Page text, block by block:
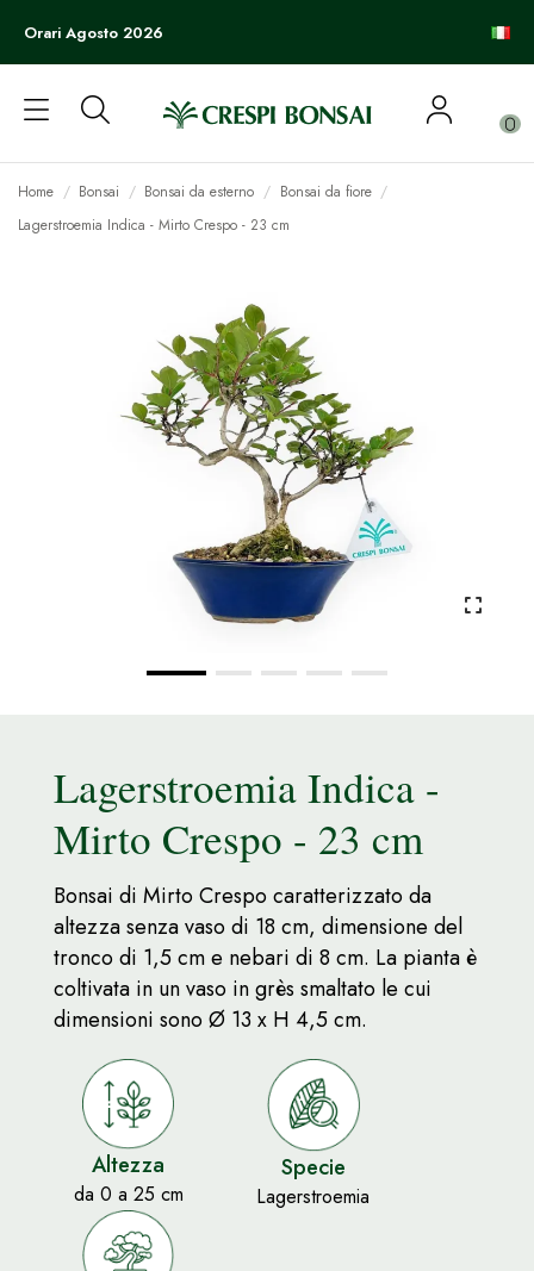
Orari Agosto 2026
0
Home Bonsai Bonsai da esterno
Bonsai da fiore
Lagerstroemia Indica - Mirto Crespo - 23 cm
Lagerstroemia Indica -
Mirto Crespo - 23 cm
Bonsai di Mirto Crespo caratterizzato da
altezza senza vaso di 18 cm, dimensione del
tronco di 1,5 cm e nebari di 8 cm. La pianta è
coltivata in un vaso in grès smaltato le cui
dimensioni sono Ø 13 x H 4,5 cm.
Altezza
da 0 a 25 cm
Specie
Lagerstroemia